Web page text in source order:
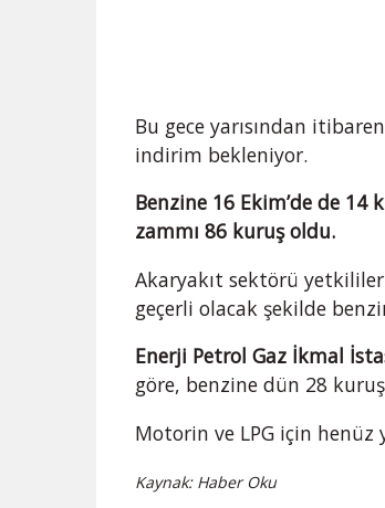
Bu gece yarısından
indirim bekleniyor.
Benzine 16 Ekim’de de
zammı 86 kuruş oldu.
Akaryakıt sektörü
geçerli olacak şekilde
Enerji Petrol Gaz İkmal
göre, benzine dün 28
Motorin ve LPG için
Kaynak: Haber Oku